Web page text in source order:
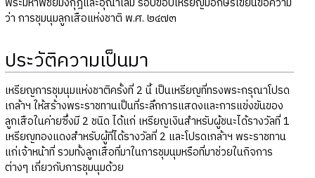
ว่า การชุมนุมลูกเสือแห่งชาติ พ.ศ. ๒๔๗๓
ประวัติความเป็นมา
เหรียญการชุมนุมแห่งชาติครั้งที่ 2 นี้ เป็นเหรียญที่ทรงพระกรุณาโปรด
เกล้าฯ ให้สร้างพระราชทานเป็นที่ระลึกการแสดงและการแข่งขันของ
ลูกเสือในค่ายซึ่งมี 2 ชนิด ได้แก่ เหรียญเงินสำหรับผู้ชนะได้รางวัลที่ 1
เหรียญทองแดงสำหรับผู้ที่ได้รางวัลที่ 2 และโปรดเกล้าฯ พระราชทาน
แก่เจ้าหน้าที่ รวมทั้งลูกเสือที่มาในการชุมนุมหรือที่มาช่วยในกิจการ
ต่างๆ เกี่ยวกับการชุมนุมด้วย